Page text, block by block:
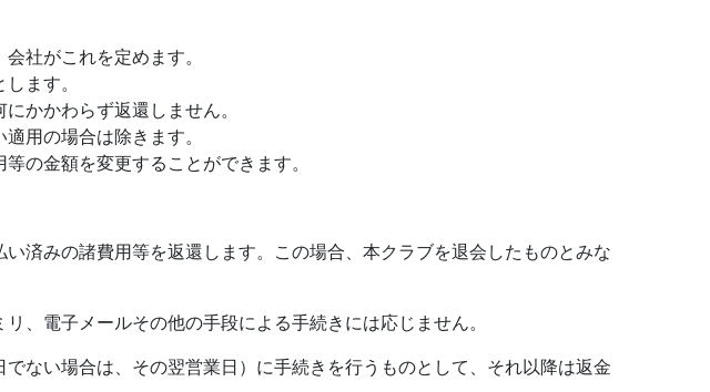
社がこれを定めます。
ます。
かかわらず返還しません。
用の場合は除きます。
の金額を変更することができます。
済みの諸費用等を返還します。この場合、本クラブを退会したものとみな
、電子メールその他の手段による手続きには応じません。
ない場合は、その翌営業日）に手続きを行うものとして、それ以降は返金